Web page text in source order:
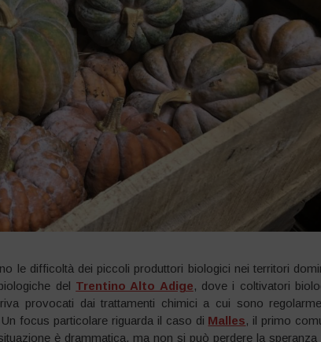
le difficoltà dei piccoli produttori biologici nei territori
del Trentino Alto Adige, dove i coltivatori
provocati dai trattamenti chimici a cui sono
focus particolare riguarda il caso di Malles, il primo
è drammatica, ma non si può perdere la speranza